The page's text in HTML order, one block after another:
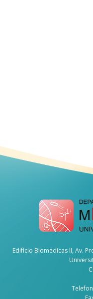
Edifício Biomédicas II, Av.